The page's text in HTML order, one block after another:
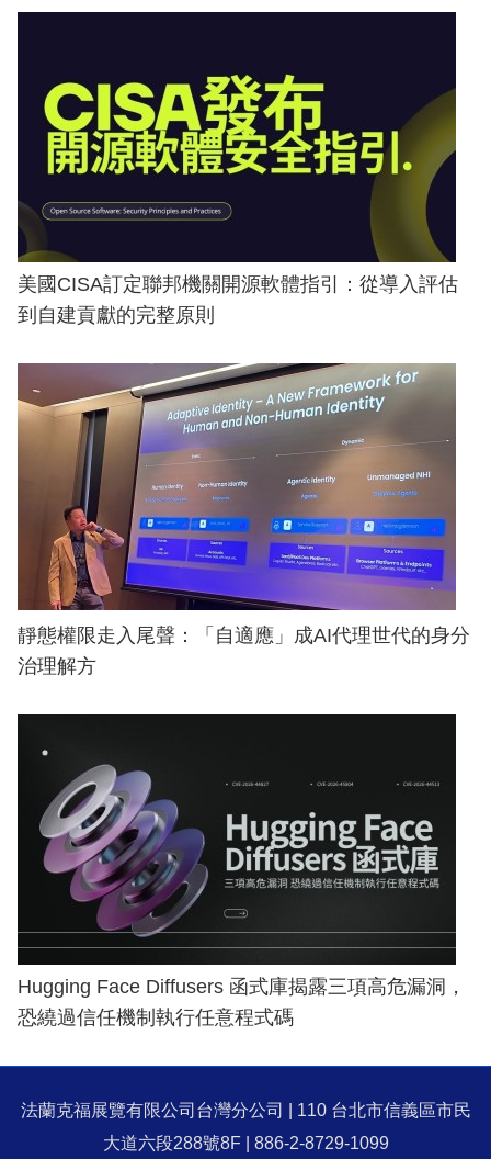
美國CISA訂定聯邦機關開源軟體指引：從導入評估
到自建貢獻的完整原則
靜態權限走入尾聲：「自適應」成AI代理世代的身分
治理解方
Hugging Face Diffusers 函式庫揭露三項高危漏洞，
恐繞過信任機制執行任意程式碼
法蘭克福展覽有限公司台灣分公司 | 110 台北市信義區市民
大道六段288號8F | 886-2-8729-1099